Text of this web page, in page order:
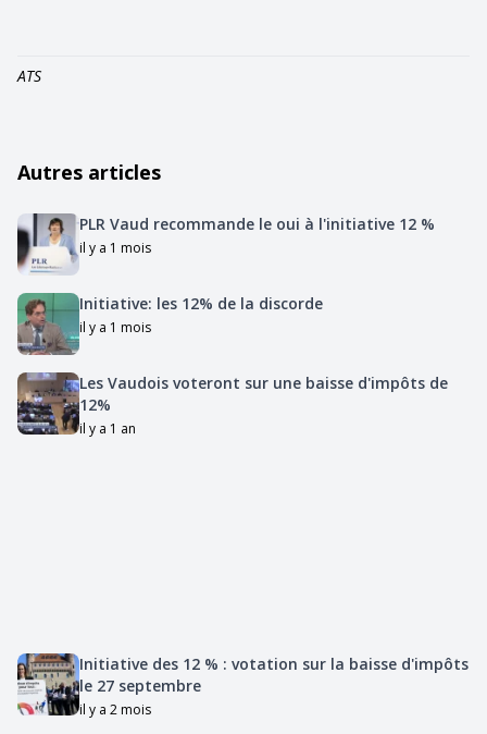
ATS
Autres articles
PLR Vaud recommande le oui à l'initiative 12 %
il y a 1 mois
Initiative: les 12% de la discorde
il y a 1 mois
Les Vaudois voteront sur une baisse d'impôts de
12%
il y a 1 an
Initiative des 12 % : votation sur la baisse d'impôts
le 27 septembre
il y a 2 mois